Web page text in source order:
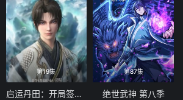
第19集
启运丹田：开局签到至尊丹田
第87集
绝世武神 第八季